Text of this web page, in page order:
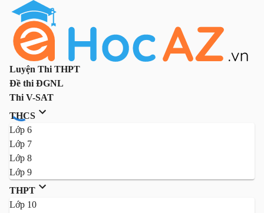
Luyện Thi THPT
Đề thi ĐGNL
Thi V-SAT
THCS
Lớp 6
Lớp 7
Lớp 8
Lớp 9
THPT
Lớp 10